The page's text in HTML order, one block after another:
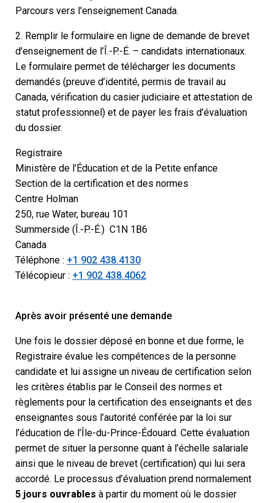
Parcours vers l'enseignement Canada.
2. Remplir le formulaire en ligne de demande de brevet
d’enseignement de l’Î.-P.-É. – candidats internationaux.
Le formulaire permet de télécharger les documents
demandés (preuve d’identité, permis de travail au
Canada, vérification du casier judiciaire et attestation de
statut professionnel) et de payer les frais d’évaluation
du dossier.
Registraire
Ministère de l’Éducation et de la Petite enfance
Section de la certification et des normes
Centre Holman
250, rue Water, bureau 101
Summerside (Î.-P.-É.) C1N 1B6
Canada
Téléphone : +1 902 438.4130
Télécopieur : +1 902 438.4062
Après avoir présenté une demande
Une fois le dossier déposé en bonne et due forme, le
Registraire évalue les compétences de la personne
candidate et lui assigne un niveau de certification selon
les critères établis par le Conseil des normes et
règlements pour la certification des enseignants et des
enseignantes sous l’autorité conférée par la loi sur
l’éducation de l’Île-du-Prince-Édouard. Cette évaluation
permet de situer la personne quant à l’échelle salariale
ainsi que le niveau de brevet (certification) qui lui sera
accordé. Le processus d’évaluation prend normalement
5 jours ouvrables à partir du moment où le dossier